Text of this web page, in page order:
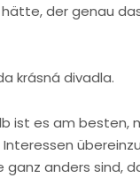
der genau
ist es am besten,
ganz anders sind,